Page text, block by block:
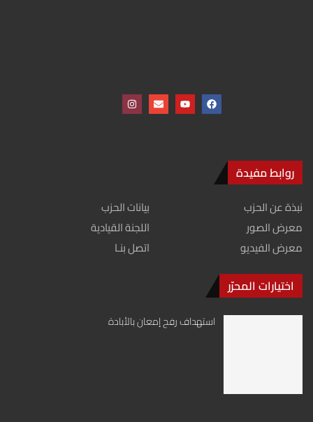
روابط مفيدة
نبذة عن الحزب
بيانات الحزب
معرض الصور
اللجنة القيادية
معرض الفيديو
اتصل بنـا
اختيارات المحرّر
استهداف رفح إمعان بالأبادة